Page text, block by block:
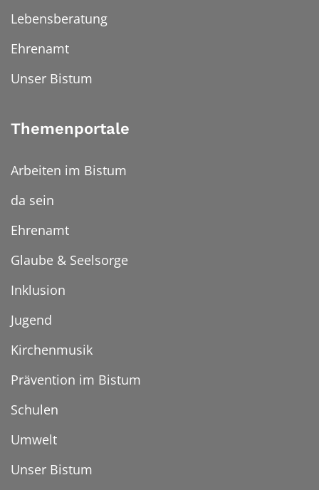
Lebensberatung
Ehrenamt
Unser Bistum
Themenportale
Arbeiten im Bistum
da sein
Ehrenamt
Glaube & Seelsorge
Inklusion
Jugend
Kirchenmusik
Prävention im Bistum
Schulen
Umwelt
Unser Bistum